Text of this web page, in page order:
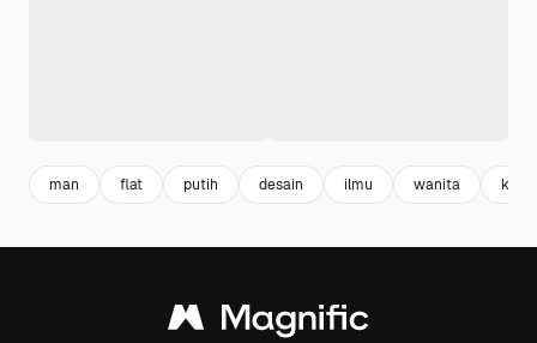
man flat putih desain ilmu wanita klinik